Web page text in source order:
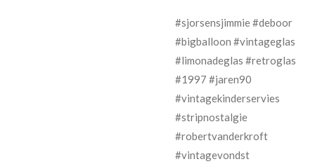
#sjorsensjimmie #deboor
#bigballoon #vintageglas
#limonadeglas #retroglas
#1997 #jaren90
#vintagekinderservies
#stripnostalgie
#robertvanderkroft
#vintagevondst